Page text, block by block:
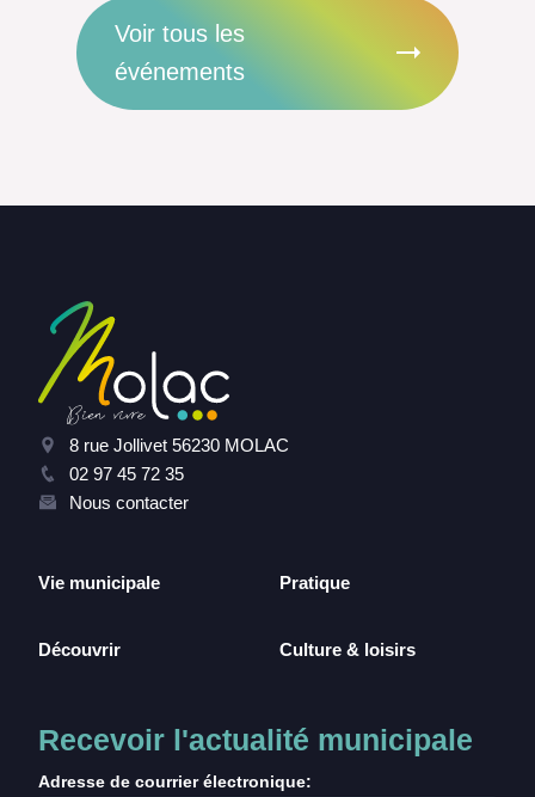
Voir tous les
événements
8 rue Jollivet 56230 MOLAC
02 97 45 72 35
Nous contacter
Vie municipale
Découvrir
Pratique
Culture & loisirs
Recevoir l'actualité municipale
Adresse de courrier électronique: